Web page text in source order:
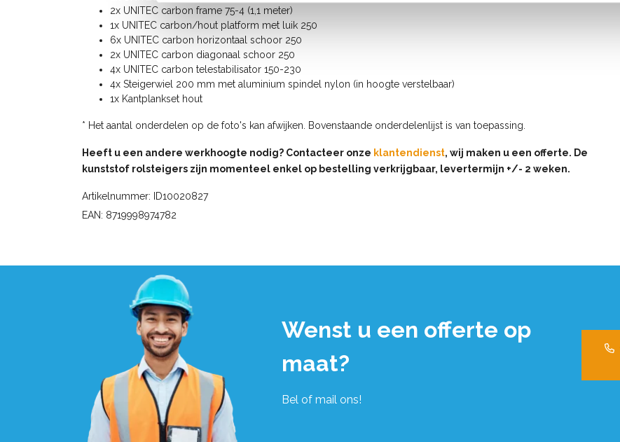
2x UNITEC carbon frame 75-4 (1,1 meter)
1x UNITEC carbon/hout platform met luik 250
6x UNITEC carbon horizontaal schoor 250
2x UNITEC carbon diagonaal schoor 250
4x UNITEC carbon telestabilisator 150-230
4x Steigerwiel 200 mm met aluminium spindel nylon (in hoogte verstelbaar)
1x Kantplankset hout
* Het aantal onderdelen op de foto's kan afwijken. Bovenstaande onderdelenlijst is van toepassing.
Heeft u een andere werkhoogte nodig? Contacteer onze klantendienst, wij maken u een offerte. De
kunststof rolsteigers zijn momenteel enkel op bestelling verkrijgbaar, levertermijn +/- 2 weken.
Artikelnummer: ID10020827
EAN: 8719998974782
Wenst u een offerte op
maat?
Bel of mail ons!